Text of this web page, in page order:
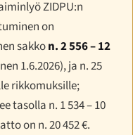
ZIDPU:n
on
sakkon. 2 556 – 12
1.6.2026), ja n. 25
rikkomuksille;
tasolla n. 1 534 – 10
on n. 20 452 €.